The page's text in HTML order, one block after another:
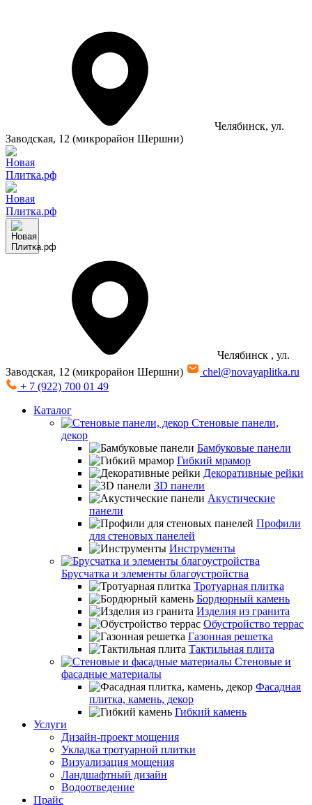
Челябинск, ул.
Заводская, 12 (микрорайон Шершни)
Челябинск , ул.
Заводская, 12 (микрорайон Шершни)
chel@novayaplitka.ru
+ 7 (922) 700 01 49
Каталог
Стеновые панели,
декор
Бамбуковые панели
Гибкий мрамор
Декоративные рейки
3D панели
Акустические
панели
Профили
для стеновых панелей
Инструменты
Брусчатка и элементы благоустройства
Тротуарная плитка
Бордюрный камень
Изделия из гранита
Обустройство террас
Газонная решетка
Тактильная плита
Стеновые и
фасадные материалы
Фасадная
плитка, камень, декор
Гибкий камень
Услуги
Дизайн-проект мощения
Укладка тротуарной плитки
Визуализация мощения
Ландшафтный дизайн
Водоотведение
Прайс